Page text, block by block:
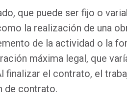
que puede ser fijo o
la realización de una
de la actividad o la
máxima legal, que
finalizar el contrato, el
de contrato.